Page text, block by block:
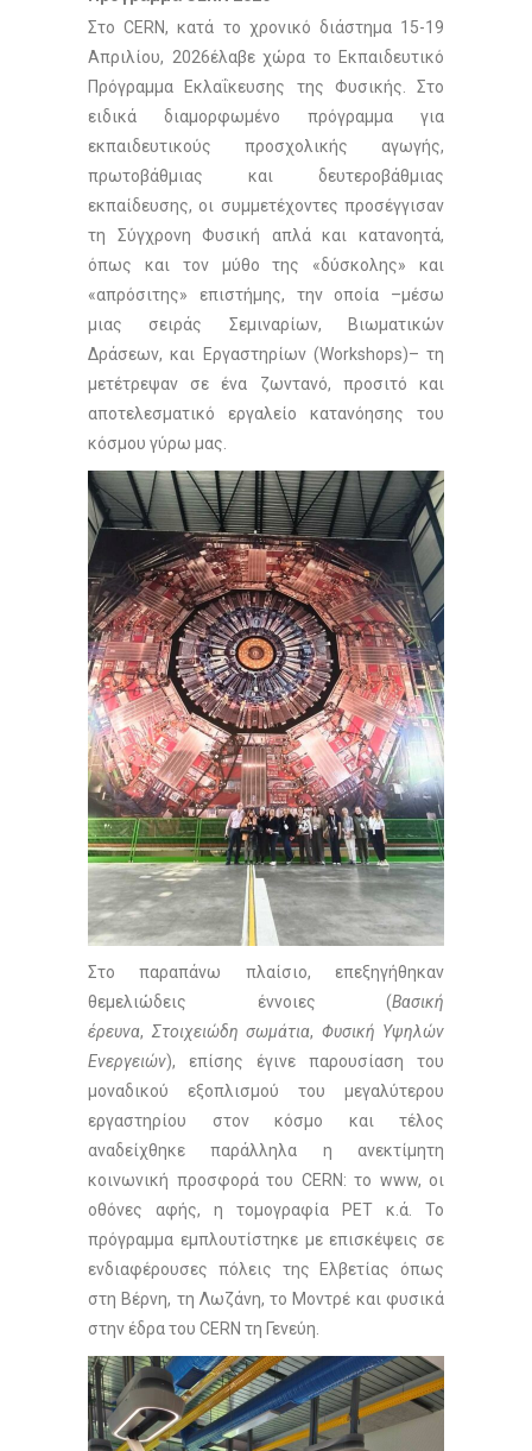
Στο CERN, κατά το χρονικό διάστημα 15-19
Απριλίου, 2026έλαβε χώρα το Εκπαιδευτικό
Πρόγραμμα Εκλαΐκευσης της Φυσικής. Στο
ειδικά διαμορφωμένο πρόγραμμα για
εκπαιδευτικούς προσχολικής αγωγής,
πρωτοβάθμιας και δευτεροβάθμιας
εκπαίδευσης, οι συμμετέχοντες προσέγγισαν
τη Σύγχρονη Φυσική απλά και κατανοητά,
όπως και τον μύθο της «δύσκολης» και
«απρόσιτης» επιστήμης, την οποία –μέσω
μιας σειράς Σεμιναρίων, Βιωματικών
Δράσεων, και Εργαστηρίων (Workshops)– τη
μετέτρεψαν σε ένα ζωντανό, προσιτό και
αποτελεσματικό εργαλείο κατανόησης του
κόσμου γύρω μας.
Στο παραπάνω πλαίσιο, επεξηγήθηκαν
θεμελιώδεις έννοιες (Βασική
έρευνα, Στοιχειώδη σωμάτια, Φυσική Υψηλών
Ενεργειών), επίσης έγινε παρουσίαση του
μοναδικού εξοπλισμού του μεγαλύτερου
εργαστηρίου στον κόσμο και τέλος
αναδείχθηκε παράλληλα η ανεκτίμητη
κοινωνική προσφορά του CERN: το www, οι
οθόνες αφής, η τομογραφία PET κ.ά. Το
πρόγραμμα εμπλουτίστηκε με επισκέψεις σε
ενδιαφέρουσες πόλεις της Ελβετίας όπως
στη Βέρνη, τη Λωζάνη, το Μοντρέ και φυσικά
στην έδρα του CERN τη Γενεύη.